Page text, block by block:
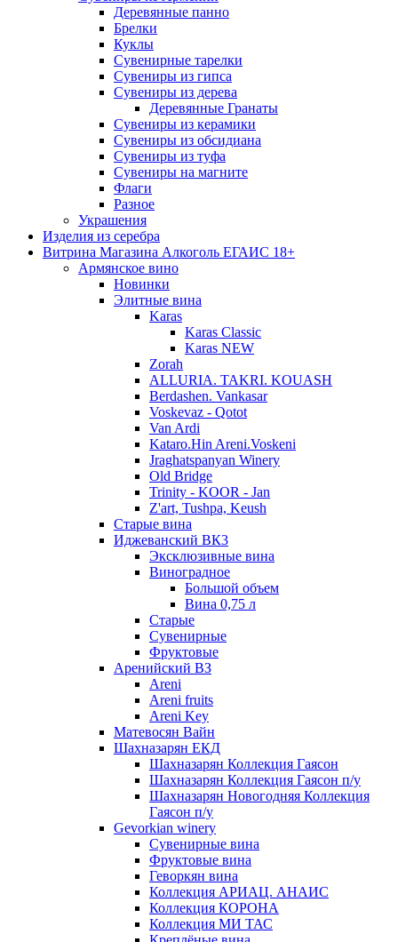
Деревянные панно
Брелки
Куклы
Сувенирные тарелки
Сувениры из гипса
Сувениры из дерева
Деревянные Гранаты
Сувениры из керамики
Сувениры из обсидиана
Сувениры из туфа
Сувениры на магните
Флаги
Разное
Украшения
Изделия из серебра
Витрина Магазина Алкоголь ЕГАИС 18+
Армянское вино
Новинки
Элитные вина
Karas
Karas Classic
Karas NEW
Zorah
ALLURIA. TAKRI. KOUASH
Berdashen. Vankasar
Voskevaz - Qotot
Van Ardi
Kataro.Hin Areni.Voskeni
Jraghatspanyan Winery
Old Bridge
Trinity - KOOR - Jan
Z'art, Tushpa, Keush
Старые вина
Иджеванский ВК3
Эксклюзивные вина
Виноградное
Большой объем
Вина 0,75 л
Старые
Сувенирные
Фруктовые
Аренийский ВЗ
Areni
Areni fruits
Areni Key
Матевосян Вайн
Шахназарян ЕКД
Шахназарян Коллекция Гаясон
Шахназарян Коллекция Гаясон п/у
Шахназарян Новогодняя Коллекция
Гаясон п/у
Gevorkian winery
Сувенирные вина
Фруктовые вина
Геворкян вина
Коллекция АРИАЦ. АНАИС
Коллекция КОРОНА
Коллекция МИ ТАС